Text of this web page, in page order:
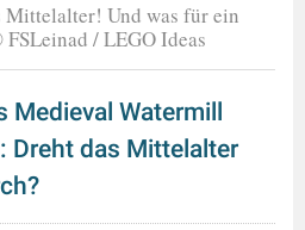
Mittelalter! Und was für ein
/ LEGO Ideas
Medieval Watermill
Dreht das Mittelalter